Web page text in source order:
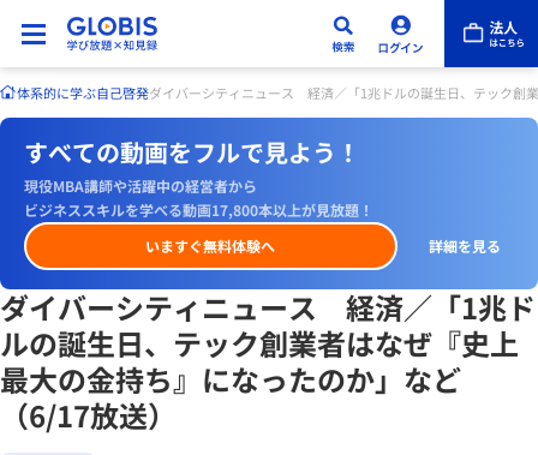
体系的に学ぶ自己啓発ダイバーシティニュース 経済／「1兆ドルの誕生日、テック創
すべての動画をフルで見よう！
現役MBA講師や活躍中の経営者から
ビジネススキルを学べる動画17,800本以上が見放題！
いますぐ無料体験へ
詳細を見る
ダイバーシティニュース 経済／「1兆ド
ルの誕生日、テック創業者はなぜ『史上
最大の金持ち』になったのか」など
（6/17放送）